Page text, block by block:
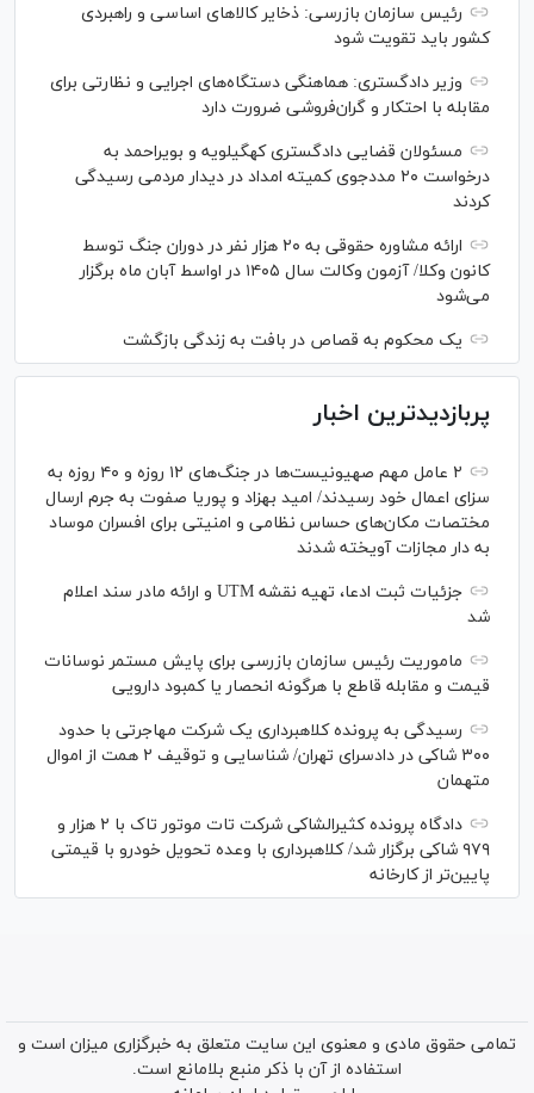
رئیس سازمان بازرسی: ذخایر کالاهای اساسی و راهبردی
کشور باید تقویت شود
وزیر دادگستری: هماهنگی دستگاه‌های اجرایی و نظارتی برای
مقابله با احتکار و گران‌فروشی ضرورت دارد
مسئولان قضایی دادگستری کهگیلویه و بویراحمد به
درخواست‌ ۲۰ مددجوی کمیته امداد در دیدار مردمی رسیدگی
کردند
ارائه مشاوره حقوقی به ۲۰ هزار نفر در دوران جنگ توسط
کانون وکلا/ آزمون وکالت سال ۱۴۰۵ در اواسط آبان ماه برگزار
می‌شود
یک محکوم به قصاص در بافت به زندگی بازگشت
پربازدیدترین اخبار
۲ عامل مهم صهیونیست‌ها در جنگ‌های ۱۲ روزه و ۴۰ روزه به
سزای اعمال خود رسیدند/ امید بهزاد و پوریا صفوت به جرم ارسال
مختصات مکان‌های حساس نظامی و امنیتی برای افسران موساد
به دار مجازات آویخته شدند
جزئیات ثبت ادعا، تهیه نقشه UTM و ارائه مادر سند اعلام
شد
ماموریت رئیس سازمان بازرسی برای پایش مستمر نوسانات
قیمت و مقابله قاطع با هرگونه انحصار یا کمبود دارویی
رسیدگی به پرونده کلاهبرداری یک شرکت مهاجرتی با حدود
۳۰۰ شاکی در دادسرای تهران/ شناسایی و توقیف ۲ همت از اموال
متهمان
دادگاه پرونده کثیرالشاکی شرکت تات موتور تاک با ۲ هزار و
۹۷۹ شاکی برگزار شد/ کلاهبرداری با وعده تحویل خودرو با قیمتی
پایین‌تر از کارخانه
تمامی حقوق مادی و معنوی این سایت متعلق به خبرگزاری میزان است و
استفاده از آن با ذکر منبع بلامانع است.